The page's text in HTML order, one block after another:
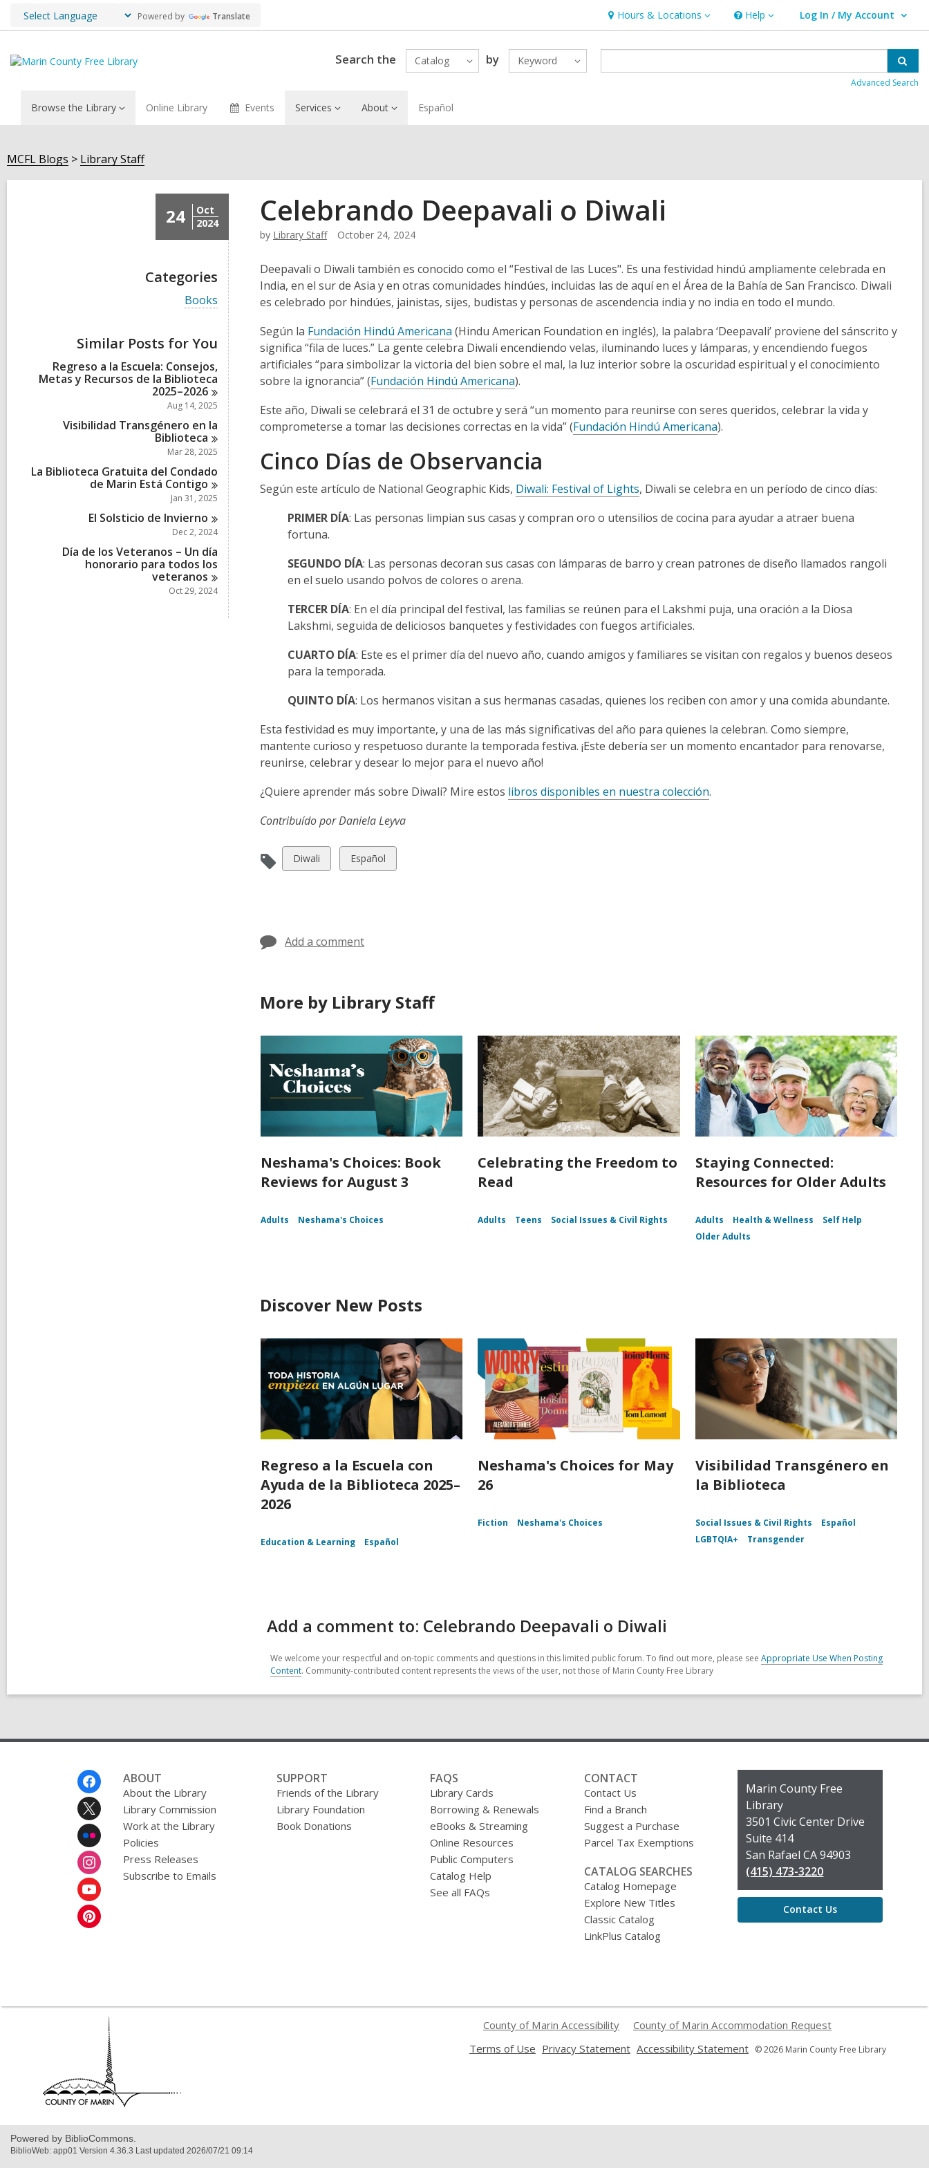
Powered by Translate Hours & Locations
Hours
&
Locations
Help
Help Log In / My Account
User Log In / My Account.
Search the Catalog by Keyword
Advanced Search
Browse the Library Online Library Events Services About Español
MCFL Blogs Library Staff
24
Oct
2024
Categories
V
i
a
l
l
c
a
r
d
s
i
Books
Similar Posts for You
Regreso a la Escuela: Consejos,
Metas y Recursos de la Biblioteca
2025–2026
Aug 14, 2025
Visibilidad Transgénero en la
Biblioteca
Mar 28, 2025
La Biblioteca Gratuita del Condado
de Marin Está Contigo
Jan 31, 2025
El Solsticio de Invierno
Dec 2, 2024
Día de los Veteranos – Un día
honorario para todos los
veteranos
Oct 29, 2024
Celebrando Deepavali o Diwali
by Library Staff October 24, 2024
Deepavali o Diwali también es conocido como el “Festival de las Luces". Es una festividad hindú ampliamente celebrada en
India, en el sur de Asia y en otras comunidades hindúes, incluidas las de aquí en el Área de la Bahía de San Francisco. Diwali
es celebrado por hindúes, jainistas, sijes, budistas y personas de ascendencia india y no india en todo el mundo.
Según la Fundación Hindú Americana (Hindu American Foundation en inglés), la palabra ‘Deepavali’ proviene del sánscrito y
significa “fila de luces.” La gente celebra Diwali encendiendo velas, iluminando luces y lámparas, y encendiendo fuegos
artificiales “para simbolizar la victoria del bien sobre el mal, la luz interior sobre la oscuridad espiritual y el conocimiento
sobre la ignorancia” (Fundación Hindú Americana).
Este año, Diwali se celebrará el 31 de octubre y será “un momento para reunirse con seres queridos, celebrar la vida y
comprometerse a tomar las decisiones correctas en la vida” (Fundación Hindú Americana).
Cinco Días de Observancia
Según este artículo de National Geographic Kids, Diwali: Festival of Lights, Diwali se celebra en un período de cinco días:
PRIMER DÍA: Las personas limpian sus casas y compran oro o utensilios de cocina para ayudar a atraer buena
fortuna.
SEGUNDO DÍA: Las personas decoran sus casas con lámparas de barro y crean patrones de diseño llamados rangoli
en el suelo usando polvos de colores o arena.
TERCER DÍA: En el día principal del festival, las familias se reúnen para el Lakshmi puja, una oración a la Diosa
Lakshmi, seguida de deliciosos banquetes y festividades con fuegos artificiales.
CUARTO DÍA: Este es el primer día del nuevo año, cuando amigos y familiares se visitan con regalos y buenos deseos
para la temporada.
QUINTO DÍA: Los hermanos visitan a sus hermanas casadas, quienes los reciben con amor y una comida abundante.
Esta festividad es muy importante, y una de las más significativas del año para quienes la celebran. Como siempre,
mantente curioso y respetuoso durante la temporada festiva. ¡Este debería ser un momento encantador para renovarse,
reunirse, celebrar y desear lo mejor para el nuevo año!
¿Quiere aprender más sobre Diwali? Mire estos libros disponibles en nuestra colección.
Contribuído por Daniela Leyva
View
all
Diwali
View
all
Español
Add a comment
More by Library Staff
Neshama's Choices: Book
Reviews for August 3
Adults Neshama's Choices
Celebrating the Freedom to
Read
Adults Teens Social Issues & Civil Rights
Staying Connected:
Resources for Older Adults
Adults Health & Wellness
Self Help
Older Adults
Discover New Posts
Regreso a la Escuela con
Ayuda de la Biblioteca 2025–
2026
Education & Learning Español
Neshama's Choices for May
26
Fiction Neshama's Choices
Visibilidad Transgénero en
la Biblioteca
Social Issues & Civil Rights
Español
LGBTQIA+
Transgender
Add a comment to: Celebrando Deepavali o Diwali
We welcome your respectful and on-topic comments and questions in this limited public forum. To find out more, please see Appropriate Use When Posting
Content. Community-contributed content represents the views of the user, not those of Marin County Free Library
ABOUT
About the Library
Library Commission
Work at the Library
Policies
Press Releases
Subscribe to Emails
SUPPORT
Friends of the Library
Library Foundation
Book Donations
FAQS
Library Cards
Borrowing & Renewals
eBooks & Streaming
Online Resources
Public Computers
Catalog Help
See all FAQs
CONTACT
Contact Us
Find a Branch
Suggest a Purchase
Parcel Tax Exemptions
CATALOG SEARCHES
Catalog Homepage
Explore New Titles
Classic Catalog
LinkPlus Catalog
Contact
the
Library
Marin County Free
Library
3501 Civic Center Drive
Suite 414
San Rafael CA 94903
(415) 473-3220
Contact Us
County of Marin Accessibility
County of Marin Accommodation Request
Terms of Use Privacy Statement Accessibility Statement © 2026 Marin County Free Library
Powered by BiblioCommons.
BiblioWeb: app01 Version 4.36.3 Last updated 2026/07/21 09:14